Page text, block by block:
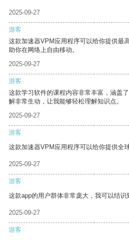
2025-09-27
游客
这款加速器VPM应用程序可以给你提供最
助你在网络上自由移动。
2025-09-27
游客
这款学习软件的课程内容非常丰富，涵盖
解非常生动，让我能够轻松理解知识点。
2025-09-27
游客
这款加速器VPM应用程序可以给你提供全
2025-09-27
游客
这款app的用户群体非常庞大，我可以结识
2025-09-27
游客